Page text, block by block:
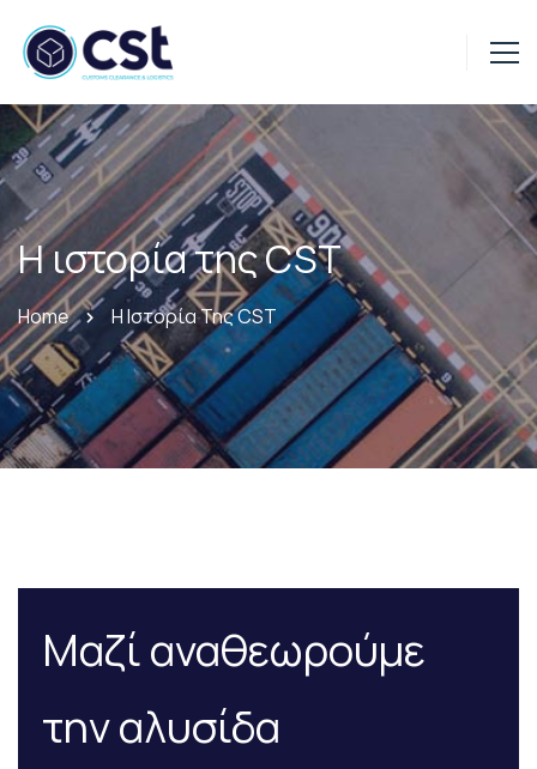
Η ιστορία της CST
Home Η Ιστορία Της CST
Μαζί αναθεωρούμε
την αλυσίδα